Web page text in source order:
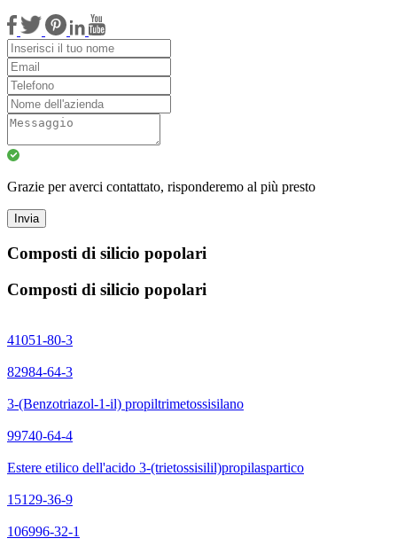
Grazie per averci contattato, risponderemo al più presto
Invia
Composti di silicio popolari
Composti di silicio popolari
41051-80-3
82984-64-3
3-(Benzotriazol-1-il) propiltrimetossisilano
99740-64-4
Estere etilico dell'acido 3-(trietossisilil)propilaspartico
15129-36-9
106996-32-1